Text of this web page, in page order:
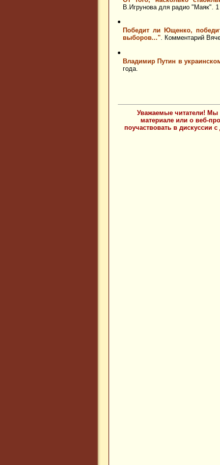
В.Игрунова для радио "Маяк". 1
Победит ли Ющенко,
выборов...". Комментарий
Владимир Путин в
года.
Уважаемые читатели! Мы
материале или о веб-
поучаствовать в дискуссии